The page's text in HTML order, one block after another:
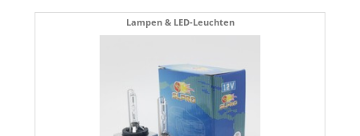
Lampen & LED-Leuchten